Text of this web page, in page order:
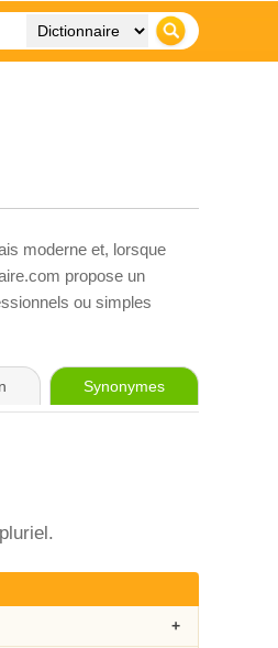
moderne et, lorsque
propose un
ou simples
Synonymes